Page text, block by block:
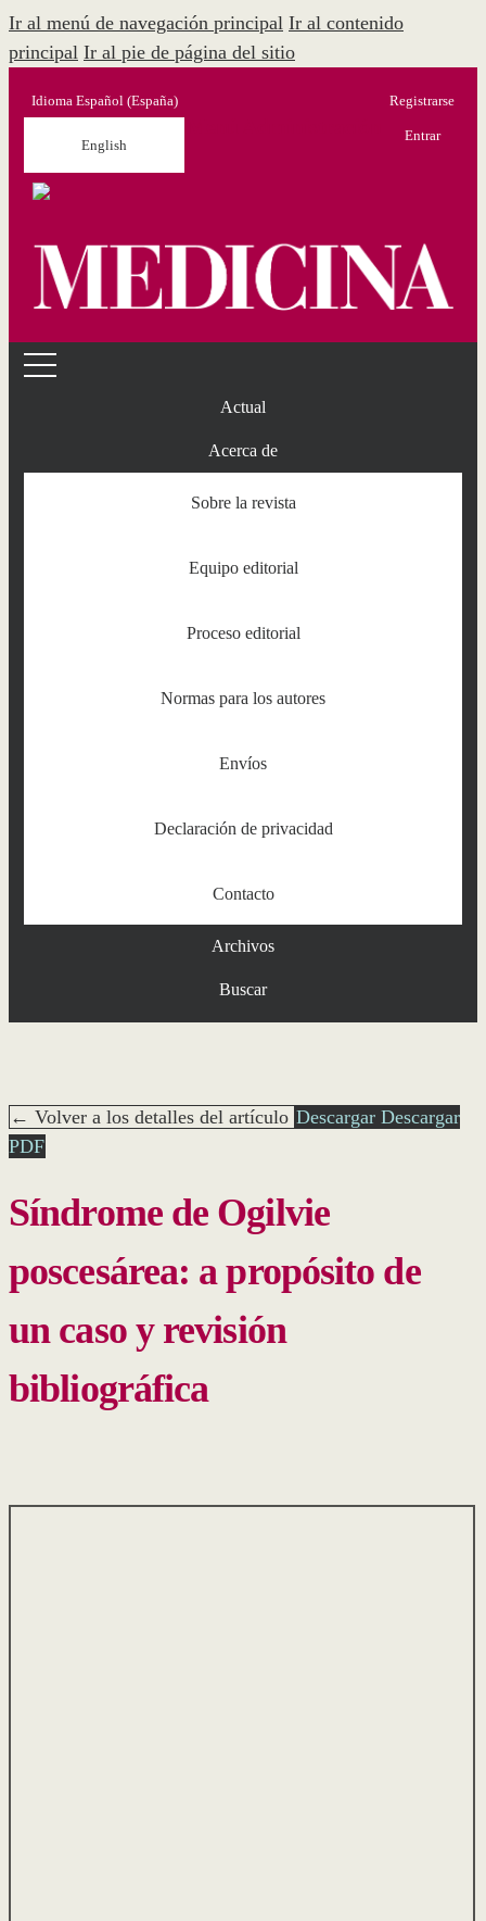
Ir al menú de navegación principal Ir al contenido
principal Ir al pie de página del sitio
Idioma Español (España)
English
Registrarse
Entrar
Actual
Acerca de
Sobre la revista
Equipo editorial
Proceso editorial
Normas para los autores
Envíos
Declaración de privacidad
Contacto
Archivos
Buscar
← Volver a los detalles del artículo Descargar Descargar
PDF
Síndrome de Ogilvie
poscesárea: a propósito de
un caso y revisión
bibliográfica